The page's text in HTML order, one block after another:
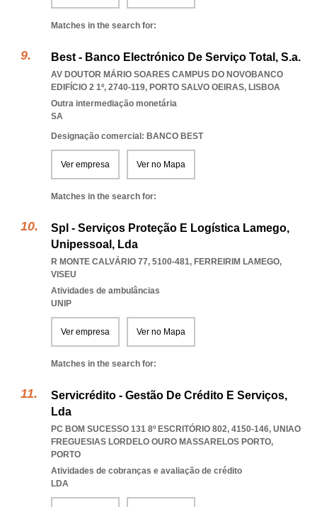
Matches in the search for:
Best - Banco Electrónico De Serviço Total, S.a.
AV DOUTOR MÁRIO SOARES CAMPUS DO NOVOBANCO
EDIFÍCIO 2 1º, 2740-119, PORTO SALVO OEIRAS, LISBOA
Outra intermediação monetária
SA
Designação comercial: BANCO BEST
Ver empresa Ver no Mapa
Matches in the search for:
Spl - Serviços Proteção E Logística Lamego,
Unipessoal, Lda
R MONTE CALVÁRIO 77, 5100-481, FERREIRIM LAMEGO,
VISEU
Atividades de ambulâncias
UNIP
Ver empresa Ver no Mapa
Matches in the search for:
Servicrédito - Gestão De Crédito E Serviços,
Lda
PC BOM SUCESSO 131 8º ESCRITÓRIO 802, 4150-146, UNIAO
FREGUESIAS LORDELO OURO MASSARELOS PORTO,
PORTO
Atividades de cobranças e avaliação de crédito
LDA